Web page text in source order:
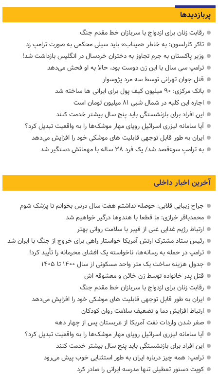
پربازدیدها
رقابت زنان برای ازدواج با سربازان خط مقدم جنگ
تاکر کارلسون: به خاطر «میناب» باید سیلی محکمی به صورت ترامپ زد
وزیر پاکستان به جرم تجاوز به دختران خردسال در انگلیس بازداشت شد!
ترامپ سی سال با این زن دوست بود، حالا به او فحش می‌دهد
قتل جوان تهرانی توسط سه مرد پژوسوار
بانک مرکزی: ۹۰ میلیون کیف پول برای ایرانی ها ساخته شد
اجاره این کلبه در شمال شبی ۸۱ میلیون تومان است
این افراد برای بازنشستگی باید پنج سال بیشتر خدمت کنند
آیا سامانه لیزری اسرائیل رویای مهار موشک‌ها را به واقعیت تبدیل کرد؟
ایران به طور قابل توجهی قابلیت های موشکی خود را افزایش می‌دهد
به ترامپ سوءقصد شد/ یک فرد ۳۸ ساله با مهماتش دستگیر شد
آخرین اخبار داخلی
جراح زیبایی قلابی: حوصله نداشتم هفت سال درس بخوانم تا پزشک شوم
محمدباقر خرازی: ما قطعا با هندوها درگیر خواهیم شد
ارتباط رژیم غذایی غنی از فیبر با سلامت روانی بهتر
رئیس ستاد مشترک ارتش آمریکا خواستار راهی برای خروج از جنگ با ایران شد
ترامپ در حمله‌ به رسانه‌ها، ناخواسته یک افشای محرمانه را تأیید کرد!
جدول هزینه ساخت یک متر واحد مسکونی از سال ۱۴۰۰ تا ۱۴۰۵
قتل پدر خانواده توسط زن خائن و معشوقه اش
رقابت زنان برای ازدواج با سربازان خط مقدم جنگ
ایران به طور قابل توجهی قابلیت های موشکی خود را افزایش می‌دهد
ارتباط افزایش دما و تضعیف سلامت روان کودکان
صفر شدن واردات نفت آمریکا از عربستان پس از چهار دهه
آیا سامانه لیزری اسرائیل رویای مهار موشک‌ها را به واقعیت تبدیل کرد؟
این افراد برای بازنشستگی باید پنج سال بیشتر خدمت کنند
ترامپ: همه چیز درباره ایران به طور استثنایی خوب پیش می‌رود
کویت دستور تعطیلی تنها مدرسه ایرانی را صادر کرد